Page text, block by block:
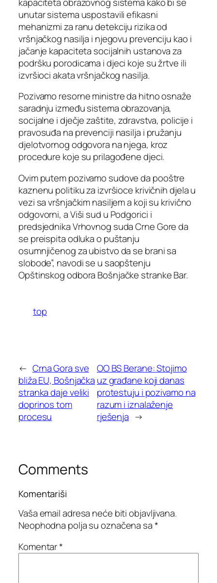
unutar sistema uspostavili efikasni
mehanizmi za ranu detekciju rizika od
vršnjačkog nasilja i njegovu prevenciju kao i
jačanje kapaciteta socijalnih ustanova za
podršku porodicama i djeci koje su žrtve ili
izvršioci akata vršnjačkog nasilja.
Pozivamo resorne ministre da hitno osnaže
saradnju između sistema obrazovanja,
socijalne i dječje zaštite, zdravstva, policije i
pravosuđa na prevenciji nasilja i pružanju
djelotvornog odgovora na njega, kroz
procedure koje su prilagođene djeci.
Ovim putem pozivamo sudove da pooštre
kaznenu politiku za izvršioce krivičnih djela u
vezi sa vršnjačkim nasiljem a koji su krivično
odgovorni, a Viši sud u Podgorici i
predsjednika Vrhovnog suda Crne Gore da
se preispita odluka o puštanju
osumnjičenog za ubistvo da se brani sa
slobode”, navodi se u saopštenju
Opštinskog odbora Bošnjačke stranke Bar.
top
← Crna Gora sve
bliža EU, Bošnjačka
stranka daje veliki
doprinos tom
procesu
OO BS Berane: Stojimo
uz građane koji danas
protestuju i pozivamo na
razum i iznalaženje
rješenja →
Comments
Komentariši
Vaša email adresa neće biti objavljivana.
Neophodna polja su označena sa*
Komentar*